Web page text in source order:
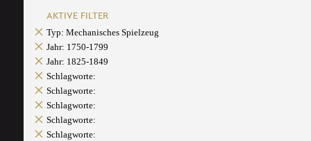
AKTIVE FILTER
Typ: Mechanisches Spielzeug
Jahr: 1750-1799
Jahr: 1825-1849
Schlagworte:
Schlagworte:
Schlagworte:
Schlagworte:
Schlagworte: